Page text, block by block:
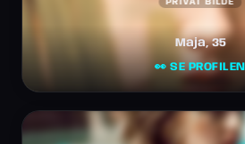
Maja, 35
👀 SE PROFILEN